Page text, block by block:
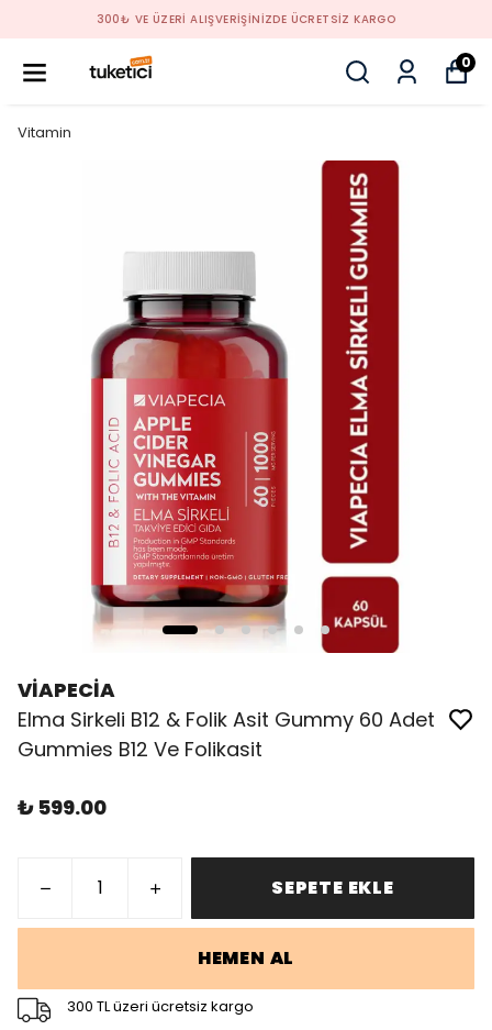
300₺ VE ÜZERİ ALIŞVERİŞİNİZDE ÜCRETSİZ KARGO
0
Vitamin
VİAPECİA
Elma Sirkeli B12 & Folik Asit Gummy 60 Adet
Gummies B12 Ve Folikasit
₺ 599.00
SEPETE EKLE
HEMEN AL
300 TL üzeri ücretsiz kargo